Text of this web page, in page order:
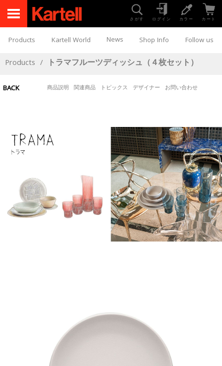
さがす ログイン カラー カート
Products Kartell World News Shop Info Follow us
Products / トラマフルーツディッシュ（４枚セット）
BACK 商品説明 関連商品 トピックス デザイナー お問い合わせ